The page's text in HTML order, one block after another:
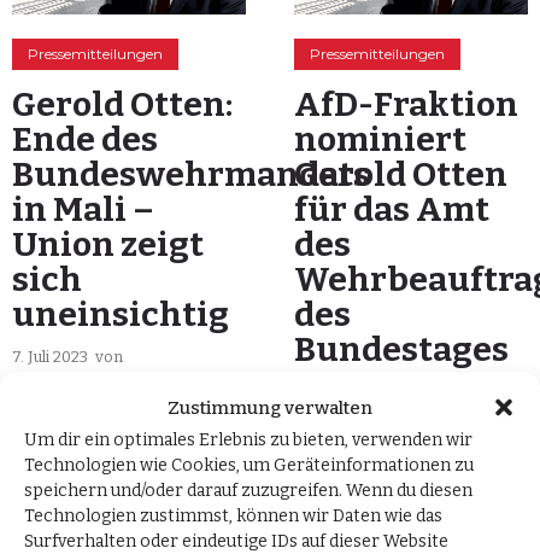
Zustimmung verwalten
Um dir ein optimales Erlebnis zu bieten, verwenden wir
Technologien wie Cookies, um Geräteinformationen zu
speichern und/oder darauf zuzugreifen. Wenn du diesen
Technologien zustimmst, können wir Daten wie das
Surfverhalten oder eindeutige IDs auf dieser Website
Pressemitteilungen
Gerold Otten:
Ende des
Bundeswehrmandats
in Mali –
Union zeigt
sich
uneinsichtig
7. Juli 2023 von
Berlin, 7. Juli 2023. Zur
Ablehnung des Antrages
der Union, den Abzug der
Pressemitteilungen
AfD-Fraktion
nominiert
Gerold Otten
für das Amt
des
des
Bundestages
Gerold Otten MdB
Pressemitteilungen
Berlin, 6. Mai 2020. Die AfD-
Fraktion im Bundestag hat